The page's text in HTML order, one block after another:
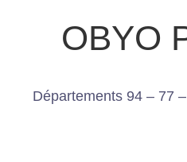
OBYO
Départements 94 – 77